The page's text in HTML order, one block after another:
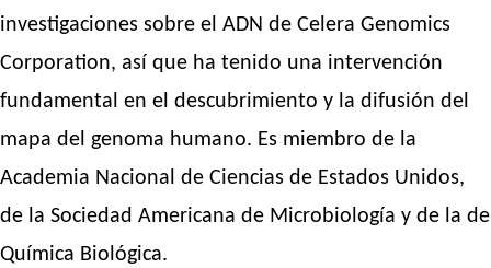
investigaciones sobre el ADN de Celera Genomics
Corporation, así que ha tenido una intervención
fundamental en el descubrimiento y la difusión del
mapa del genoma humano. Es miembro de la
Academia Nacional de Ciencias de Estados Unidos,
de la Sociedad Americana de Microbiología y de la de
Química Biológica.